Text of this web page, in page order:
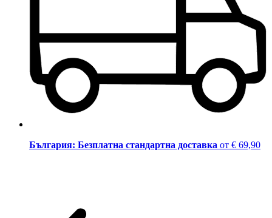
България: Безплатна стандартна доставка от € 69,90